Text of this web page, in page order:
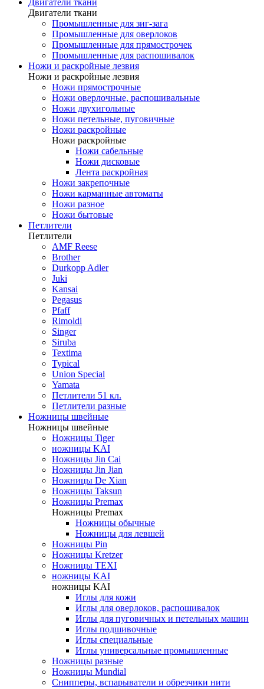
Двигатели ткани
Двигатели ткани
Промышленные для зиг-зага
Промышленные для оверлоков
Промышленные для прямострочек
Промышленные для распошивалок
Ножи и раскройные лезвия
Ножи и раскройные лезвия
Ножи прямострочные
Ножи оверлочные, распошивальные
Ножи двухигольные
Ножи петельные, пуговичные
Ножи раскройные
Ножи раскройные
Ножи сабельные
Ножи дисковые
Лента раскройная
Ножи закрепочные
Ножи карманные автоматы
Ножи разное
Ножи бытовые
Петлители
Петлители
AMF Reese
Brother
Durkopp Adler
Juki
Kansai
Pegasus
Pfaff
Rimoldi
Singer
Siruba
Textima
Typical
Union Special
Yamata
Петлители 51 кл.
Петлители разные
Ножницы швейные
Ножницы швейные
Ножницы Tiger
ножницы KAI
Ножницы Jin Cai
Ножницы Jin Jian
Ножницы De Xian
Ножницы Taksun
Ножницы Premax
Ножницы Premax
Ножницы обычные
Ножницы для левшей
Ножницы Pin
Ножницы Kretzer
Ножницы TEXI
ножницы KAI
ножницы KAI
Иглы для кожи
Иглы для оверлоков, распошивалок
Иглы для пуговичных и петельных машин
Иглы подшивочные
Иглы специальные
Иглы универсальные промышленные
Ножницы разные
Ножницы Mundial
Снипперы, вспарыватели и обрезчики нити